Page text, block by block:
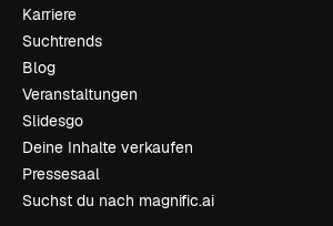
Karriere
Suchtrends
Blog
Veranstaltungen
Slidesgo
Deine Inhalte verkaufen
Pressesaal
Suchst du nach magnific.ai